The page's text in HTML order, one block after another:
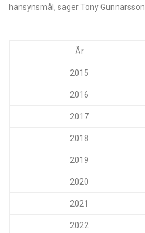
hänsynsmål, säger Tony Gunnarsson.
År
2015
2016
2017
2018
2019
2020
2021
2022